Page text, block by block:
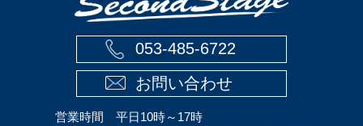
053-485-6722
お問い合わせ
営業時間 平日10時～17時